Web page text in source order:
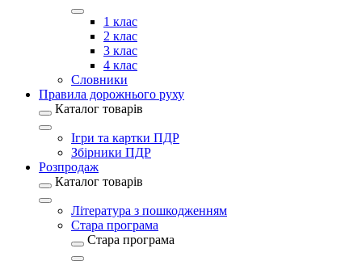
1 клас
2 клас
3 клас
4 клас
Словники
Правила дорожнього руху
Каталог товарів
Ігри та картки ПДР
Збірники ПДР
Розпродаж
Каталог товарів
Література з пошкодженням
Стара програма
Стара програма